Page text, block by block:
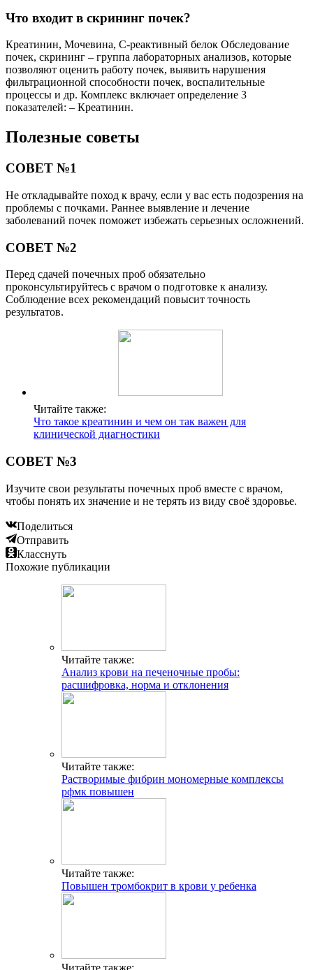
Что входит в скрининг почек?
Креатинин, Мочевина, С-реактивный белок Обследование
почек, скрининг – группа лабораторных анализов, которые
позволяют оценить работу почек, выявить нарушения
фильтрационной способности почек, воспалительные
процессы и др. Комплекс включает определение 3
показателей: – Креатинин.
Полезные советы
СОВЕТ №1
Не откладывайте поход к врачу, если у вас есть подозрения на
проблемы с почками. Раннее выявление и лечение
заболеваний почек поможет избежать серьезных осложнений.
СОВЕТ №2
Перед сдачей почечных проб обязательно
проконсультируйтесь с врачом о подготовке к анализу.
Соблюдение всех рекомендаций повысит точность
результатов.
Читайте также:
Что такое креатинин и чем он так важен для
клинической диагностики
СОВЕТ №3
Изучите свои результаты почечных проб вместе с врачом,
чтобы понять их значение и не терять из виду своё здоровье.
Поделиться
Отправить
Класснуть
Похожие публикации
Читайте также:
Анализ крови на печеночные пробы:
расшифровка, норма и отклонения
Читайте также:
Растворимые фибрин мономерные комплексы
рфмк повышен
Читайте также:
Повышен тромбокрит в крови у ребенка
Читайте также: